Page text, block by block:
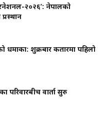
२०२६’: नेपालको
प्रस्थान
धमाका: शुक्रबार कतारमा पहिलो
परिवारबीच वार्ता सुरु